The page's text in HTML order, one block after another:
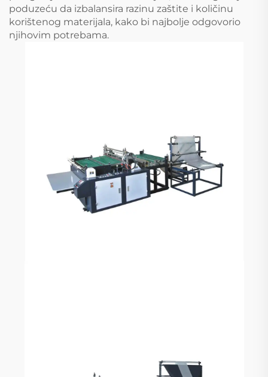
poduzeću da izbalansira razinu zaštite i količinu
korištenog materijala, kako bi najbolje odgovorio
njihovim potrebama.